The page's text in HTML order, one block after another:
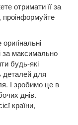
отримати її за
за максимально
будь-які
деталей для
І зробимо це в
днів.
країни,